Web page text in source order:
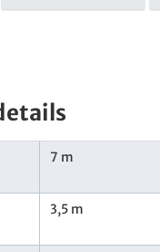
7 m
3,5 m